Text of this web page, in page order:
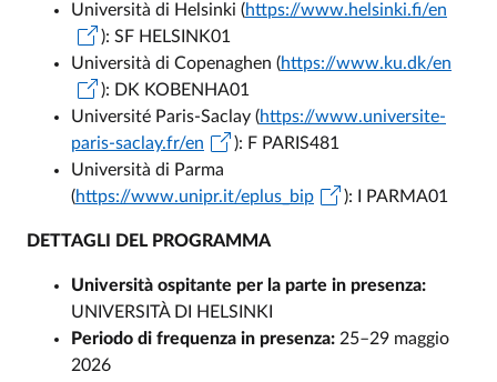
Università di Helsinki (https://www.helsinki.fi/en
): SF HELSINK01
Università di Copenaghen (https://www.ku.dk/en
): DK KOBENHA01
Université Paris-Saclay (https://www.universite-
paris-saclay.fr/en
): F PARIS481
Università di Parma
(https://www.unipr.it/eplus_bip ): I PARMA01
DETTAGLI DEL PROGRAMMA
Università ospitante per la parte in presenza:
UNIVERSITÀ DI HELSINKI
Periodo di frequenza in presenza: 25–29 maggio
2026